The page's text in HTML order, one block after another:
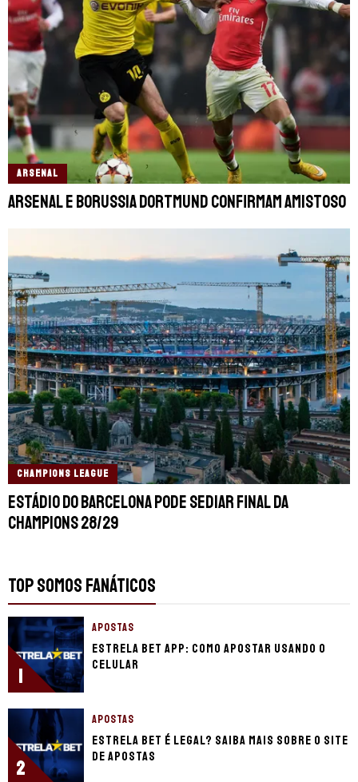
ARSENAL
Arsenal e Borussia Dortmund confirmam amistoso
CHAMPIONS LEAGUE
Estádio do Barcelona pode sediar final da
Champions 28/29
TOP SOMOS FANÁTICOS
1
APOSTAS
Estrela Bet app: Como apostar usando o
celular
2
APOSTAS
Estrela Bet é legal? Saiba mais sobre o site
de apostas